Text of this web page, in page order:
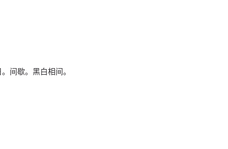
间歇。黑白相间。